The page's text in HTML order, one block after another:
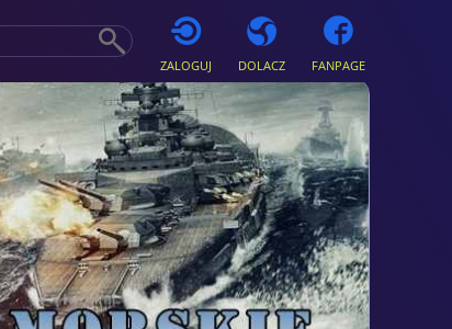
ZALOGUJ DOLACZ FANPAGE